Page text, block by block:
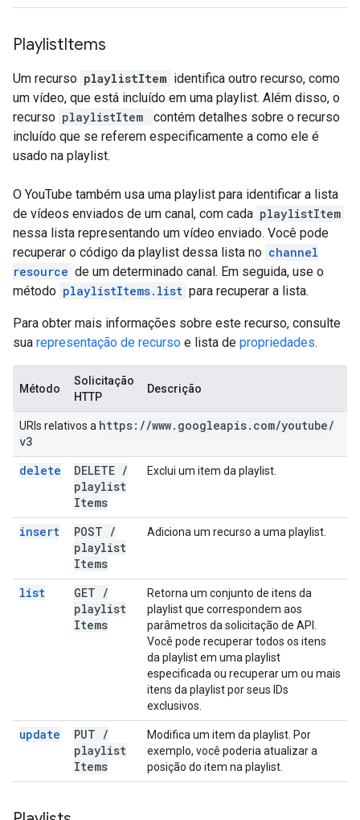
PlaylistItems
Um recurso playlistItem identifica outro recurso, como
um vídeo, que está incluído em uma playlist. Além disso, o
recurso playlistItem
contém detalhes sobre o recurso
incluído que se referem especificamente a como ele é
usado na playlist.
O YouTube também usa uma playlist para identificar a lista
de vídeos enviados de um canal, com cada playlistItem
nessa lista representando um vídeo enviado. Você pode
recuperar o código da playlist dessa lista no channel
resource de um determinado canal. Em seguida, use o
método playlistItems.list para recuperar a lista.
Para obter mais informações sobre este recurso, consulte
sua representação de recurso e lista de propriedades.
Método
Solicitação
HTTP
Descrição
URIs relativos a https: //www. googleapis. com/youtube/
v3
delete
DELETE /
playlist
Items
Exclui um item da playlist.
insert POST /
playlist
Items
Adiciona um recurso a uma playlist.
list GET /
playlist
Items
Retorna um conjunto de itens da
playlist que correspondem aos
parâmetros da solicitação de API.
Você pode recuperar todos os itens
da playlist em uma playlist
especificada ou recuperar um ou mais
itens da playlist por seus IDs
exclusivos.
update PUT /
playlist
Items
Modifica um item da playlist. Por
exemplo, você poderia atualizar a
posição do item na playlist.